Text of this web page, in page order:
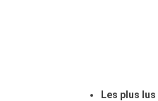
Les plus lus